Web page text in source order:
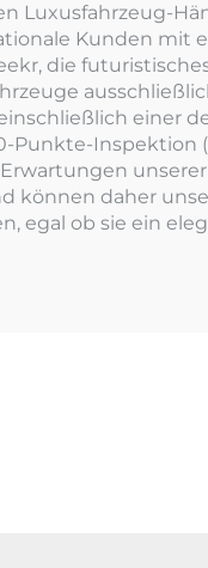
Luxusfahrzeug-
Kunden mit
die
einer
Punkte-Inspektion
können daher
egal ob sie ein